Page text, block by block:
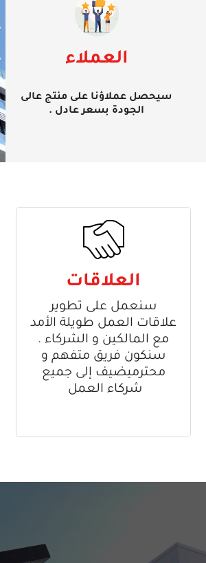
العملاء
سيحصل عملاؤنا على منتج عالى
الجودة بسعر عادل .
العلاقات
سنعمل على تطوير
علاقات العمل طويلة الأمد
مع المالكين و الشركاء .
سنكون فريق متفهم و
محترميضيف إلى جميع
شركاء العمل